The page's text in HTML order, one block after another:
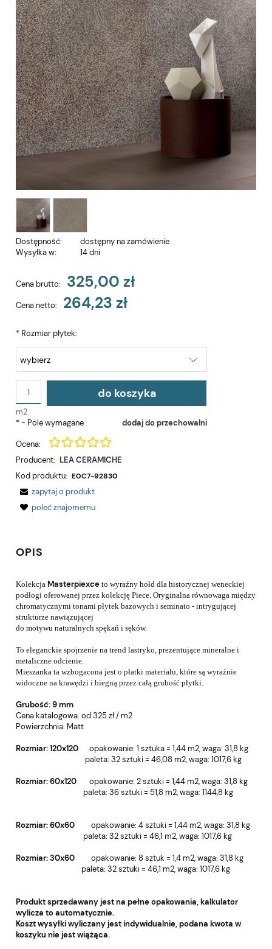
Dostępność:
dostępny na zamówienie
Wysyłka w:
14 dni
Cena brutto: 325,00 zł
Cena netto: 264,23 zł
* Rozmiar płytek:
m2
do koszyka
dodaj do przechowalni
*- Pole wymagane
Ocena:
Producent: LEA CERAMICHE
Kod produktu: E0C7-92830
zapytaj o produkt
poleć znajomemu
OPIS
Kolekcja Masterpiexce to wyraźny hołd dla historycznej weneckiej
podłogi oferowanej przez kolekcję Piece. Oryginalna równowaga między
chromatycznymi tonami płytek bazowych i seminato - intrygującej
strukturze nawiązującej
do motywu naturalnych spękań i sęków.
To eleganckie spojrzenie na trend lastryko, prezentujące mineralne i
metaliczne odcienie.
Mieszanka ta wzbogacona jest o płatki materiału, które są wyraźnie
widoczne na krawędzi i biegną przez całą grubość płytki.
Grubość:9 mm
Cena katalogowa: od 325 zł / m2
Powierzchnia: Matt
Rozmiar: 120x120 opakowanie: 1 sztuka = 1,44 m2, waga: 31,8 kg
paleta: 32 sztuki = 46,08 m2, waga: 1017,6 kg
Rozmiar: 60x120 opakowanie: 2 sztuki = 1,44 m2, waga: 31,8 kg
paleta: 36 sztuki = 51,8 m2, waga: 1144,8 kg
Rozmiar: 60x60 opakowanie: 4 sztuki = 1,44 m2, waga: 31,8 kg
paleta: 32 sztuki = 46,1 m2, waga: 1017,6 kg
Rozmiar: 30x60 opakowanie: 8 sztuk = 1,4 m2, waga: 31,8 kg
paleta: 32 sztuki = 46,1 m2, waga: 1017,6 kg
Produkt sprzedawany jest na pełne opakowania, kalkulator
wylicza to automatycznie.
Koszt wysyłki wyliczany jest indywidualnie, podana kwota w
koszyku nie jest wiążąca.